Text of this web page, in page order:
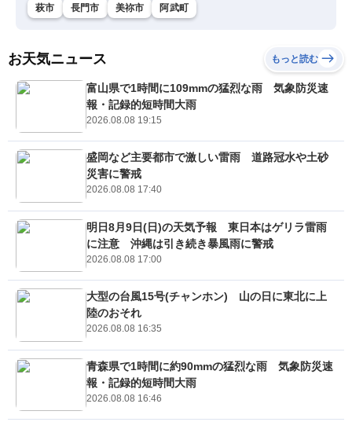
萩市 長門市 美祢市 阿武町
お天気ニュース もっと読む
富山県で1時間に109mmの猛烈な雨 気象防災速
報・記録的短時間大雨
2026.08.08 19:15
盛岡など主要都市で激しい雷雨 道路冠水や土砂
災害に警戒
2026.08.08 17:40
明日8月9日(日)の天気予報 東日本はゲリラ雷雨
に注意 沖縄は引き続き暴風雨に警戒
2026.08.08 17:00
大型の台風15号(チャンホン) 山の日に東北に上
陸のおそれ
2026.08.08 16:35
青森県で1時間に約90mmの猛烈な雨 気象防災速
報・記録的短時間大雨
2026.08.08 16:46